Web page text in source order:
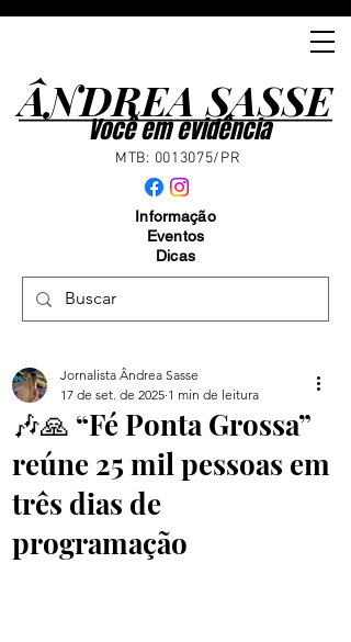
ÂNDREA SASSE
ÂNDREA SASSE
Você em evidência
MTB: 0013075/PR
Informação
Eventos
Dicas
🎶🙏 “Fé Ponta Grossa”
reúne 25 mil pessoas em
três dias de
programação
Jornalista Ândrea Sasse
17 de set. de 2025 1 min de leitura